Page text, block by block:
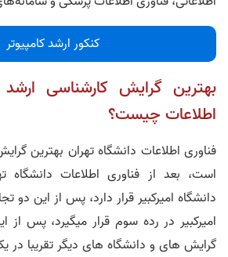
کنکور ارشد کامپیوتر
بهترین گرایش کارشناسی
اطلاعات چیست؟
فناوری اطلاعات دانشگاه تهران بهترین
است، بعد از فناوری اطلاعات دانشگاه
دانشگاه امیرکبیر قرار دارد، پس از این دو
امیرکبیر در رده سوم قرار میگیرد، پس از
گرایش های و دانشگاه های دیگر تقریبا در